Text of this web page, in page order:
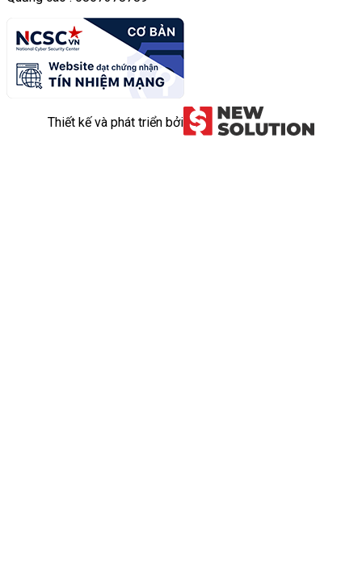
Thiết kế và phát triển bởi